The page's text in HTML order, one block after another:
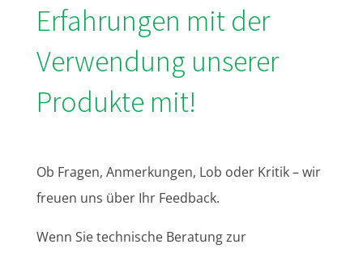
Erfahrungen mit der
Verwendung unserer
Produkte mit!
Ob Fragen, Anmerkungen, Lob oder Kritik – wir
freuen uns über Ihr Feedback.
Wenn Sie technische Beratung zur